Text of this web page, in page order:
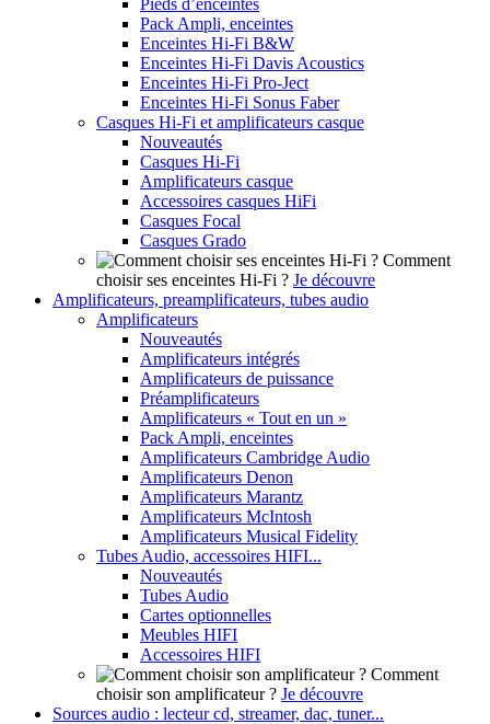
Pack Ampli, enceintes
Enceintes Hi-Fi B&W
Enceintes Hi-Fi Davis Acoustics
Enceintes Hi-Fi Pro-Ject
Enceintes Hi-Fi Sonus Faber
Casques Hi-Fi et amplificateurs casque
Nouveautés
Casques Hi-Fi
Amplificateurs casque
Accessoires casques HiFi
Casques Focal
Casques Grado
Comment
choisir ses enceintes Hi-Fi ? Je découvre
Amplificateurs, preamplificateurs, tubes audio
Amplificateurs
Nouveautés
Amplificateurs intégrés
Amplificateurs de puissance
Préamplificateurs
Amplificateurs « Tout en un »
Pack Ampli, enceintes
Amplificateurs Cambridge Audio
Amplificateurs Denon
Amplificateurs Marantz
Amplificateurs McIntosh
Amplificateurs Musical Fidelity
Tubes Audio, accessoires HIFI...
Nouveautés
Tubes Audio
Cartes optionnelles
Meubles HIFI
Accessoires HIFI
Comment
choisir son amplificateur ? Je découvre
Sources audio : lecteur cd, streamer, dac, tuner...